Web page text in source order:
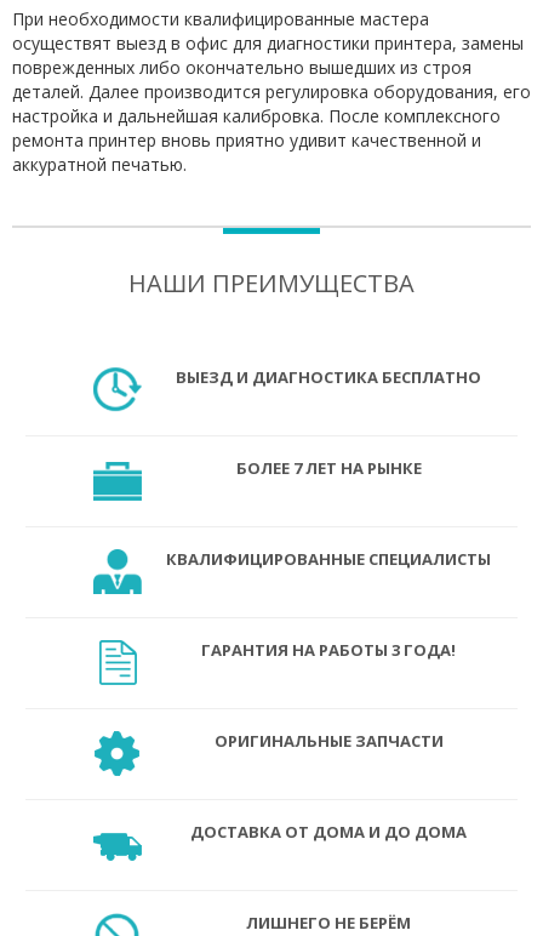
При необходимости квалифицированные мастера
осуществят выезд в офис для диагностики принтера, замены
поврежденных либо окончательно вышедших из строя
деталей. Далее производится регулировка оборудования, его
настройка и дальнейшая калибровка. После комплексного
ремонта принтер вновь приятно удивит качественной и
аккуратной печатью.
НАШИ ПРЕИМУЩЕСТВА
ВЫЕЗД И ДИАГНОСТИКА БЕСПЛАТНО
БОЛЕЕ 7 ЛЕТ НА РЫНКЕ
КВАЛИФИЦИРОВАННЫЕ СПЕЦИАЛИСТЫ
ГАРАНТИЯ НА РАБОТЫ 3 ГОДА!
ОРИГИНАЛЬНЫЕ ЗАПЧАСТИ
ДОСТАВКА ОТ ДОМА И ДО ДОМА
ЛИШНЕГО НЕ БЕРЁМ